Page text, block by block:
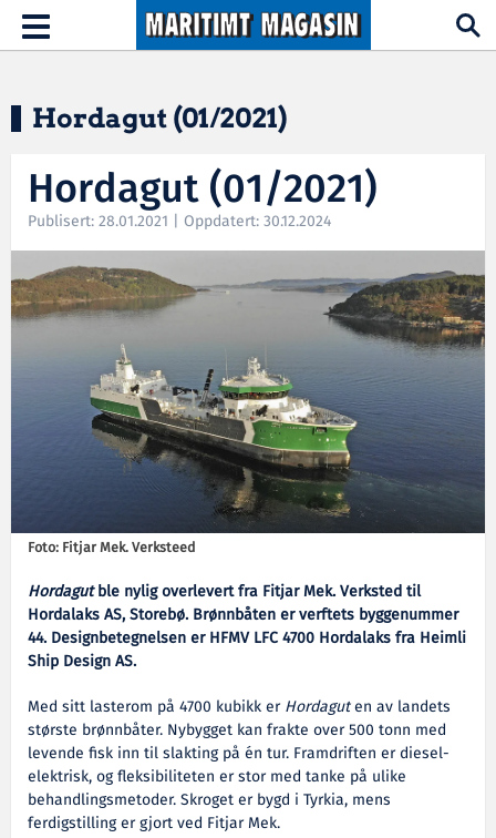
Hopp til hovedinnhold
Toggle
navigation
Hordagut (01/2021)
Hordagut (01/2021)
Publisert: 28.01.2021 | Oppdatert: 30.12.2024
Foto: Fitjar Mek. Verksteed
Hordagutble nylig overlevert fra Fitjar Mek. Verksted til
Hordalaks AS, Storebø. Brønnbåten er verftets byggenummer
44. Designbetegnelsen er HFMV LFC 4700 Hordalaks fra Heimli
Ship Design AS.
Med sitt lasterom på 4700 kubikk erHordaguten av landets
største brønnbåter. Nybygget kan frakte over 500 tonn med
levende fisk inn til slakting på én tur. Framdriften er diesel-
elektrisk, og fleksibiliteten er stor med tanke på ulike
behandlingsmetoder. Skroget er bygd i Tyrkia, mens
ferdigstilling er gjort ved Fitjar Mek.